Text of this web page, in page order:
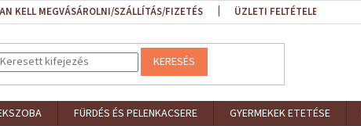
KELL MEGVÁSÁROLNI/SZÁLLÍTÁS/FIZETÉS ÜZLETI FELTÉTELEK (ÁSZF)
KERESÉS
FÜRDÉS ÉS PELENKACSERE GYERMEKEK ETETÉSE